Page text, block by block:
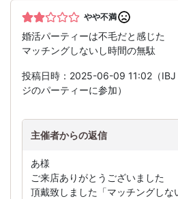
やや不満
婚活パーティーは不毛だと感じた
マッチングしないし時間の無駄
投稿日時：2025-06-09 11:02（
ジのパーティーに参加）
主催者からの返信
あ様
ご来店ありがとうございました
頂戴致しました「マッチングしな